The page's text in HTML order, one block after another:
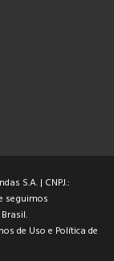
S.A. | CNPJ.:
seguimos
de Uso e Política de